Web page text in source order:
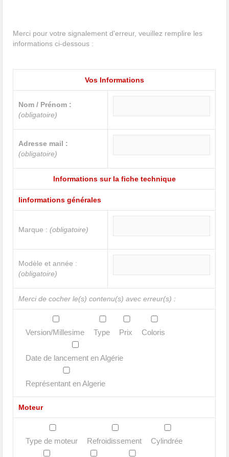
Merci pour votre signalement d'erreur, veuillez remplire les
informations ci-dessous :
Vos Informations
Nom / Prénom :
(obligatoire)
Adresse mail :
(obligatoire)
Informations sur la fiche technique
Iinformations générales
Marque :(obligatoire)
Modèle et année :
(obligatoire)
Merci de cocher le(s) contenu(s) avec erreur(s) :
Version/Millesime Type Prix Coloris
Date de lancement en Algérie
Représentant en Algerie
Moteur
Type de moteur Refroidissement Cylindrée